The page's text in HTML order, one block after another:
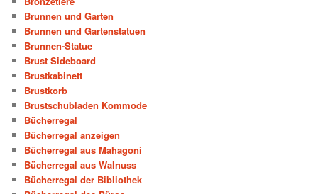
Brunnen und Garten
Brunnen und Gartenstatuen
Brunnen-Statue
Brust Sideboard
Brustkabinett
Brustkorb
Brustschubladen Kommode
Bücherregal
Bücherregal anzeigen
Bücherregal aus Mahagoni
Bücherregal aus Walnuss
Bücherregal der Bibliothek